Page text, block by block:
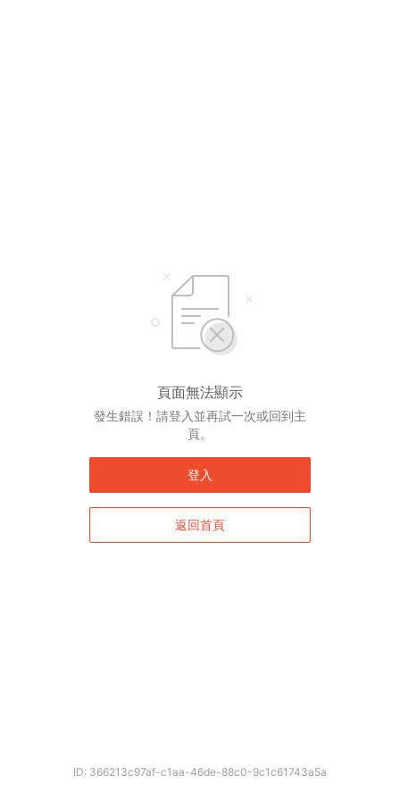
頁面無法顯示
發生錯誤！請登入並再試一次或回到主
頁。
登入
返回首頁
ID: 366213c97af-c1aa-46de-88c0-9c1c61743a5a